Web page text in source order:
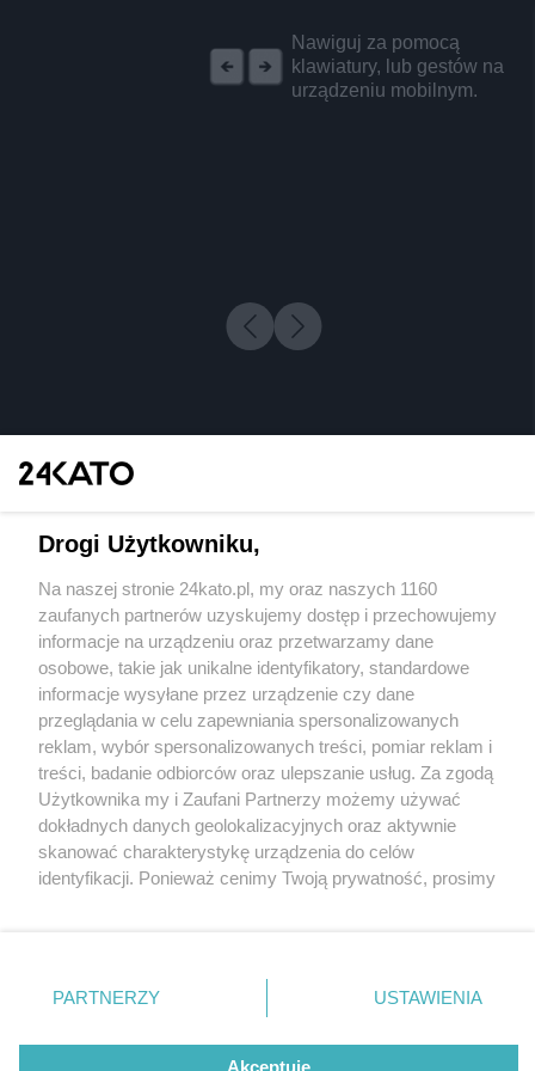
Nawiguj za pomocą
klawiatury, lub gestów na
urządzeniu mobilnym.
4 / 0
Wydawca mediów lokalnych
Nie zapomnij
zapoznać się z:
polityką prywatności regulamin korzystania z portali
Twojemiasto
Piekary Śląskie
Chorzów
Tarnowskie Góry
Gliwice
Skontakuj sięz nami
Kontakt
Wydawca
Redakcja
Drogi Użytkowniku,
Na naszej stronie 24kato.pl, my oraz naszych 1160
zaufanych partnerów uzyskujemy dostęp i przechowujemy
informacje na urządzeniu oraz przetwarzamy dane
osobowe, takie jak unikalne identyfikatory, standardowe
informacje wysyłane przez urządzenie czy dane
przeglądania w celu zapewniania spersonalizowanych
reklam, wybór spersonalizowanych treści, pomiar reklam i
treści, badanie odbiorców oraz ulepszanie usług. Za zgodą
Użytkownika my i Zaufani Partnerzy możemy używać
dokładnych danych geolokalizacyjnych oraz aktywnie
skanować charakterystykę urządzenia do celów
identyfikacji. Ponieważ cenimy Twoją prywatność, prosimy
prywatności znajdujący się w lewym dolnym rogu strony
. Niektóre rodzaje przetwarzania danych nie wymagają
zgody użytkownika, ale masz prawo sprzeciwić się
takiemu przetwarzaniu. Preferencje będą miały
PARTNERZY USTAWIENIA
Akceptuję